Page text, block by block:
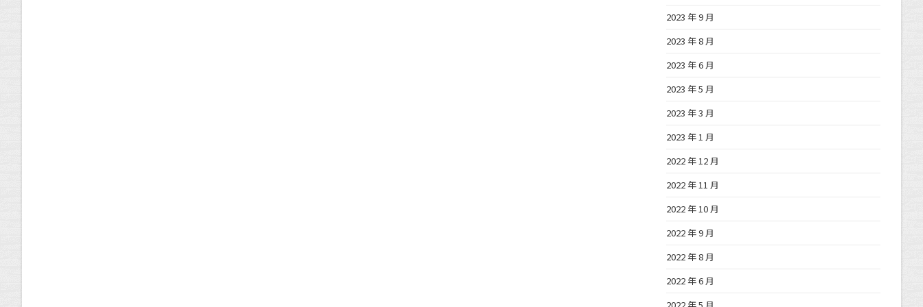
2023 年 9 月
2023 年 8 月
2023 年 6 月
2023 年 5 月
2023 年 3 月
2023 年 1 月
2022 年 12 月
2022 年 11 月
2022 年 10 月
2022 年 9 月
2022 年 8 月
2022 年 6 月